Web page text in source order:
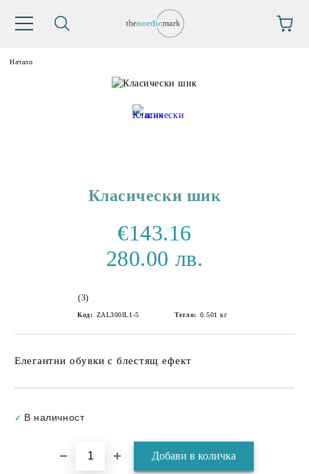
Начало
Класически шик
€143.16
280.00 лв.
(3)
Код: ZAL300IL1-5 Тегло: 0.501 кг
Елегантни обувки с блестящ ефект
✓ В наличност